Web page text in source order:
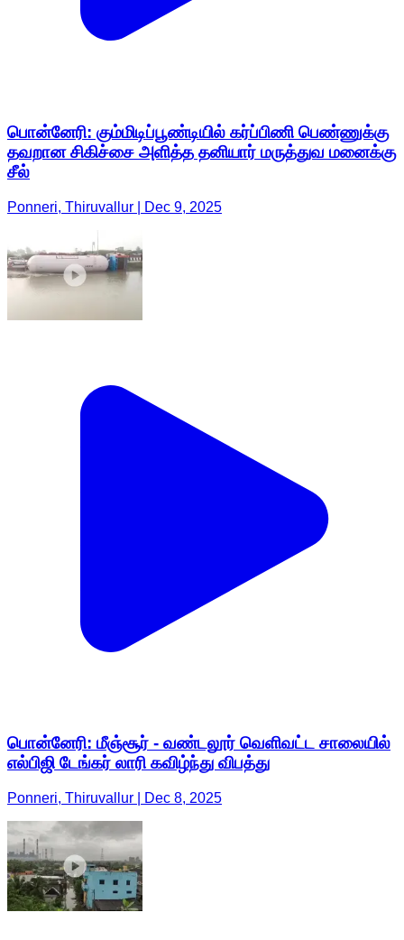
பொன்னேரி: கும்மிடிப்பூண்டியில் கர்ப்பிணி பெண்ணுக்கு
தவறான சிகிச்சை அளித்த தனியார் மருத்துவ மனைக்கு
சீல்
Ponneri, Thiruvallur | Dec 9, 2025
பொன்னேரி: மீஞ்சூர் - வண்டலூர் வெளிவட்ட சாலையில்
எல்பிஜி டேங்கர் லாரி கவிழ்ந்து விபத்து
Ponneri, Thiruvallur | Dec 8, 2025